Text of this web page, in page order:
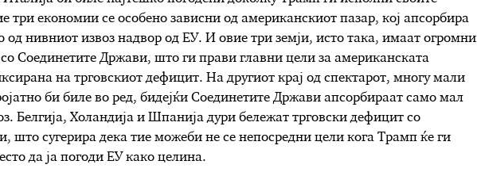
три економии се особено зависни од американскиот пазар, кој апсорбира
од нивниот извоз надвор од ЕУ. И овие три земји, исто така, имаат огромни
Соединетите Држави, што ги прави главни цели за американската
на трговскиот дефицит. На другиот крај од спектарот, многу мали
би биле во ред, бидејќи Соединетите Држави апсорбираат само мал
Белгија, Холандија и Шпанија дури бележат трговски дефицит со
што сугерира дека тие можеби не се непосредни цели кога Трамп ќе ги
да ја погоди ЕУ како целина.